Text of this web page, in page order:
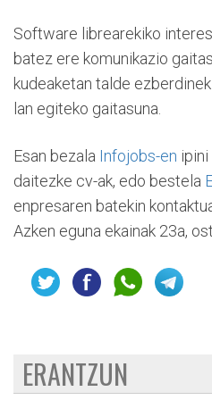
Software librearekiko
batez ere komunikazio
kudeaketan talde
lan egiteko gaitasuna.
Esan bezala Infojobs-en
daitezke cv-ak, edo bestela
enpresaren batekin
Azken eguna ekainak 23a,
ERANTZUN